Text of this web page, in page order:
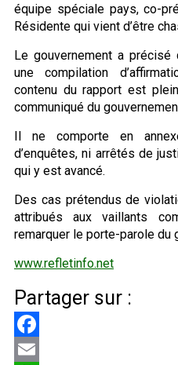
équipe spéciale pays, co-
Résidente qui vient d’être
Le gouvernement a
une compilation
contenu du rapport est
communiqué du
Il ne comporte en
d’enquêtes, ni arrêtés de
qui y est avancé.
Des cas prétendus de
attribués aux vaillants
remarquer le porte-parole du
www.refletinfo.net
Partager sur :
Facebook